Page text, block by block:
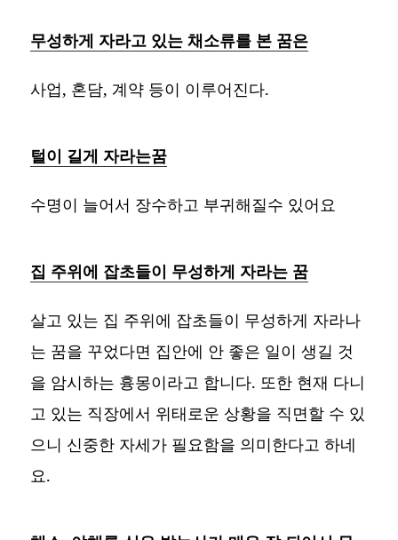
무성하게 자라고 있는 채소류를 본 꿈은
사업, 혼담, 계약 등이 이루어진다.
털이 길게 자라는꿈
수명이 늘어서 장수하고 부귀해질수 있어요
집 주위에 잡초들이 무성하게 자라는 꿈
살고 있는 집 주위에 잡초들이 무성하게 자라나
는 꿈을 꾸었다면 집안에 안 좋은 일이 생길 것
을 암시하는 흉몽이라고 합니다. 또한 현재 다니
고 있는 직장에서 위태로운 상황을 직면할 수 있
으니 신중한 자세가 필요함을 의미한다고 하네
요.